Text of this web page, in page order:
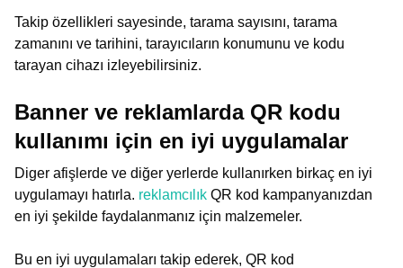
Takip özellikleri sayesinde, tarama sayısını, tarama
zamanını ve tarihini, tarayıcıların konumunu ve kodu
tarayan cihazı izleyebilirsiniz.
Banner ve reklamlarda QR kodu
kullanımı için en iyi uygulamalar
Diger afişlerde ve diğer yerlerde kullanırken birkaç en iyi
uygulamayı hatırla. reklamcılık QR kod kampanyanızdan
en iyi şekilde faydalanmanız için malzemeler.
Bu en iyi uygulamaları takip ederek, QR kod